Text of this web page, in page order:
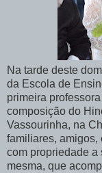
Na tarde deste
da Escola de
primeira
composição do
Vassourinha, na
familiares,
com propriedade a
mesma, que